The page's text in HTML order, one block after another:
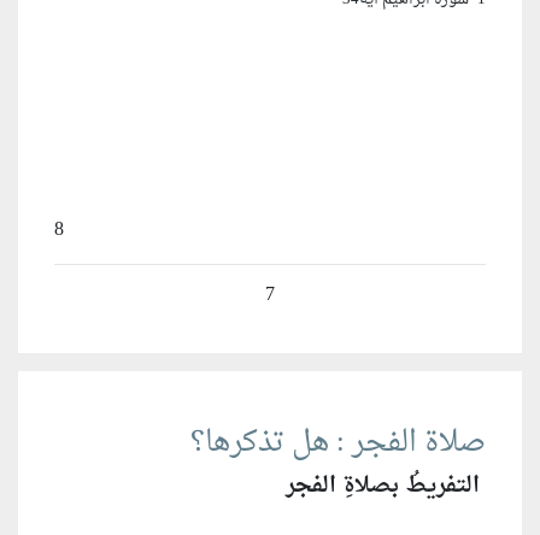
8
7
صلاة الفجر : هل تذكرها؟
التفريطُ بصلاةِ الفجر